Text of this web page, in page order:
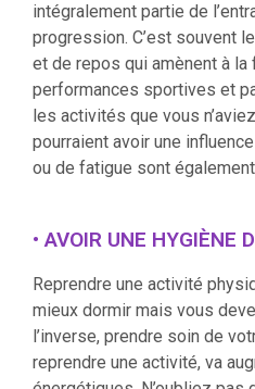
intégralement partie de
progression. C’est souvent
et de repos qui amènent à la
performances sportives et
les activités que vous
pourraient avoir une
ou de fatigue sont
• AVOIR UNE HYGIÈNE
Reprendre une activité
mieux dormir mais vous
l’inverse, prendre soin de
reprendre une activité, va